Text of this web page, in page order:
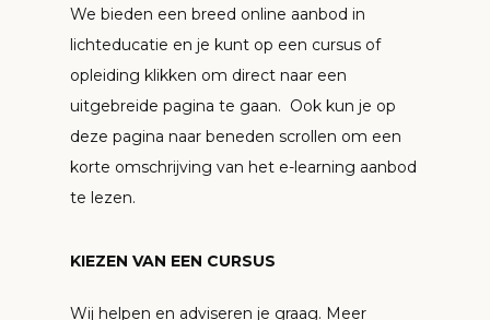
We bieden een breed online aanbod in
lichteducatie en je kunt op een cursus of
opleiding klikken om direct naar een
uitgebreide pagina te gaan. Ook kun je op
deze pagina naar beneden scrollen om een
korte omschrijving van het e-learning aanbod
te lezen.
KIEZEN VAN EEN CURSUS
Wij helpen en adviseren je graag. Meer